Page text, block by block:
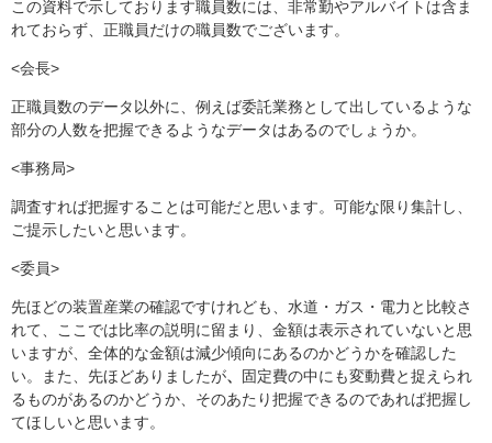
この資料で示しております職員数には、非常勤やアルバイトは含ま
れておらず、正職員だけの職員数でございます。
<会長>
正職員数のデータ以外に、例えば委託業務として出しているような
部分の人数を把握できるようなデータはあるのでしょうか。
<事務局>
調査すれば把握することは可能だと思います。可能な限り集計し、
ご提示したいと思います。
<委員>
先ほどの装置産業の確認ですけれども、水道・ガス・電力と比較さ
れて、ここでは比率の説明に留まり、金額は表示されていないと思
いますが、全体的な金額は減少傾向にあるのかどうかを確認した
い。また、先ほどありましたが、
固定費の中にも変動費と捉えられ
るものがあるのかどうか、そのあたり把握できるのであれば把握し
てほしいと思います。